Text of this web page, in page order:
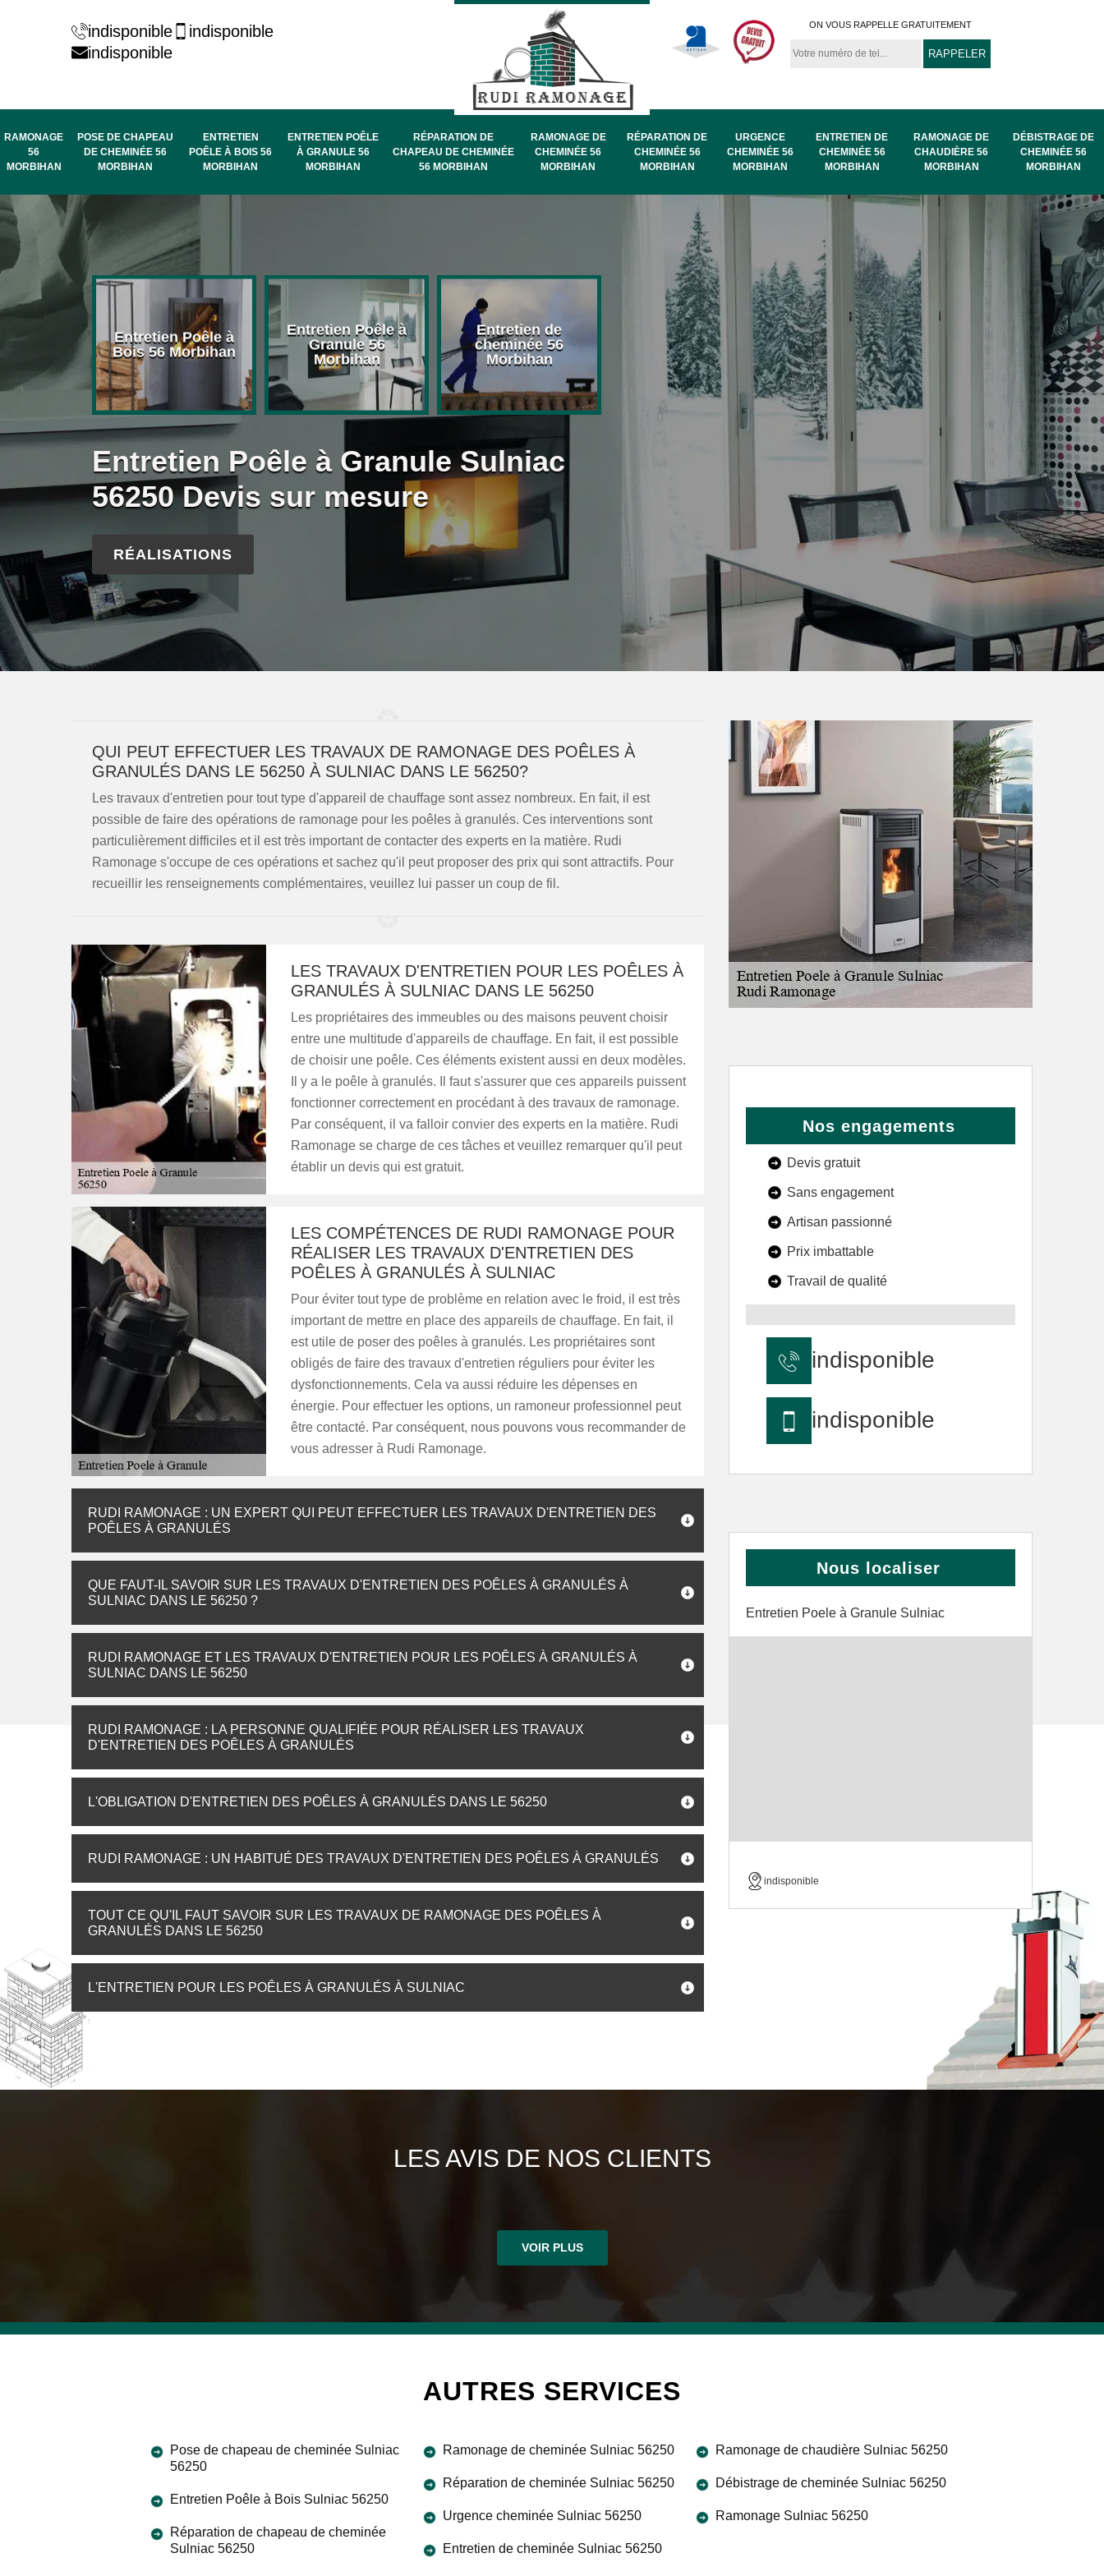
indisponible
indisponible
indisponible
ON VOUS RAPPELLE GRATUITEMENT
RAMONAGE
56
MORBIHAN
POSE DE CHAPEAU
DE CHEMINÉE 56
MORBIHAN
ENTRETIEN
POÊLE À BOIS 56
MORBIHAN
ENTRETIEN POÊLE
À GRANULE 56
MORBIHAN
RÉPARATION DE
CHAPEAU DE CHEMINÉE
56 MORBIHAN
RAMONAGE DE
CHEMINÉE 56
MORBIHAN
RÉPARATION DE
CHEMINÉE 56
MORBIHAN
URGENCE
CHEMINÉE 56
MORBIHAN
ENTRETIEN DE
CHEMINÉE 56
MORBIHAN
RAMONAGE DE
CHAUDIÈRE 56
MORBIHAN
DÉBISTRAGE DE
CHEMINÉE 56
MORBIHAN
Entretien Poêle à
Bois 56 Morbihan
Entretien Poêle à
Granule 56
Morbihan
Entretien de
cheminée 56
Morbihan
Pose de chapeau
de cheminée 56
Morbihan
Ramonage 56
Morbihan
Ramonage de
chaudière 56
Morbihan
Entretien Poêle à Granule Sulniac
56250 Devis sur mesure
RÉALISATIONS
QUI PEUT EFFECTUER LES TRAVAUX DE RAMONAGE DES POÊLES À
GRANULÉS DANS LE 56250 À SULNIAC DANS LE 56250?
Les travaux d'entretien pour tout type d'appareil de chauffage sont assez nombreux. En fait, il est
possible de faire des opérations de ramonage pour les poêles à granulés. Ces interventions sont
particulièrement difficiles et il est très important de contacter des experts en la matière. Rudi
Ramonage s'occupe de ces opérations et sachez qu'il peut proposer des prix qui sont attractifs. Pour
recueillir les renseignements complémentaires, veuillez lui passer un coup de fil.
LES TRAVAUX D'ENTRETIEN POUR LES POÊLES À
GRANULÉS À SULNIAC DANS LE 56250
Les propriétaires des immeubles ou des maisons peuvent choisir
entre une multitude d'appareils de chauffage. En fait, il est possible
de choisir une poêle. Ces éléments existent aussi en deux modèles.
Il y a le poêle à granulés. Il faut s'assurer que ces appareils puissent
fonctionner correctement en procédant à des travaux de ramonage.
Par conséquent, il va falloir convier des experts en la matière. Rudi
Ramonage se charge de ces tâches et veuillez remarquer qu'il peut
établir un devis qui est gratuit.
LES COMPÉTENCES DE RUDI RAMONAGE POUR
RÉALISER LES TRAVAUX D'ENTRETIEN DES
POÊLES À GRANULÉS À SULNIAC
Pour éviter tout type de problème en relation avec le froid, il est très
important de mettre en place des appareils de chauffage. En fait, il
est utile de poser des poêles à granulés. Les propriétaires sont
obligés de faire des travaux d'entretien réguliers pour éviter les
dysfonctionnements. Cela va aussi réduire les dépenses en
énergie. Pour effectuer les options, un ramoneur professionnel peut
être contacté. Par conséquent, nous pouvons vous recommander de
vous adresser à Rudi Ramonage.
RUDI RAMONAGE : UN EXPERT QUI PEUT EFFECTUER LES TRAVAUX D'ENTRETIEN DES
POÊLES À GRANULÉS
QUE FAUT-IL SAVOIR SUR LES TRAVAUX D'ENTRETIEN DES POÊLES À GRANULÉS À
SULNIAC DANS LE 56250 ?
RUDI RAMONAGE ET LES TRAVAUX D'ENTRETIEN POUR LES POÊLES À GRANULÉS À
SULNIAC DANS LE 56250
RUDI RAMONAGE : LA PERSONNE QUALIFIÉE POUR RÉALISER LES TRAVAUX
D'ENTRETIEN DES POÊLES À GRANULÉS
L'OBLIGATION D'ENTRETIEN DES POÊLES À GRANULÉS DANS LE 56250
RUDI RAMONAGE : UN HABITUÉ DES TRAVAUX D'ENTRETIEN DES POÊLES À GRANULÉS
TOUT CE QU'IL FAUT SAVOIR SUR LES TRAVAUX DE RAMONAGE DES POÊLES À
GRANULÉS DANS LE 56250
L'ENTRETIEN POUR LES POÊLES À GRANULÉS À SULNIAC
Nos engagements
Devis gratuit
Sans engagement
Artisan passionné
Prix imbattable
Travail de qualité
indisponible
indisponible
Nous localiser
Entretien Poele à Granule Sulniac
indisponible
LES AVIS DE NOS CLIENTS
VOIR PLUS
AUTRES SERVICES
Pose de chapeau de cheminée Sulniac
56250
Entretien Poêle à Bois Sulniac 56250
Réparation de chapeau de cheminée
Sulniac 56250
Ramonage de cheminée Sulniac 56250
Réparation de cheminée Sulniac 56250
Urgence cheminée Sulniac 56250
Entretien de cheminée Sulniac 56250
Ramonage de chaudière Sulniac 56250
Débistrage de cheminée Sulniac 56250
Ramonage Sulniac 56250